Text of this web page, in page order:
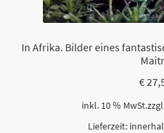
In Afrika. Bilder eines
€
inkl. 10 % MwSt.
Lieferzeit: